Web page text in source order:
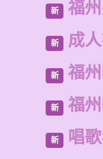
新 福
新 成
新 福
新 福
新 唱